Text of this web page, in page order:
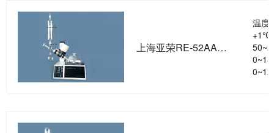
上海亚荣RE-52AA旋转蒸发器
温度
+1℃